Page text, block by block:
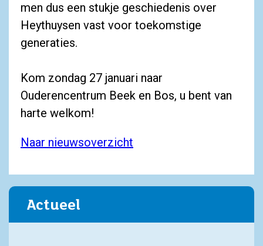
men dus een stukje geschiedenis over
Heythuysen vast voor toekomstige
generaties.
Kom zondag 27 januari naar
Ouderencentrum Beek en Bos, u bent van
harte welkom!
Naar nieuwsoverzicht
Actueel